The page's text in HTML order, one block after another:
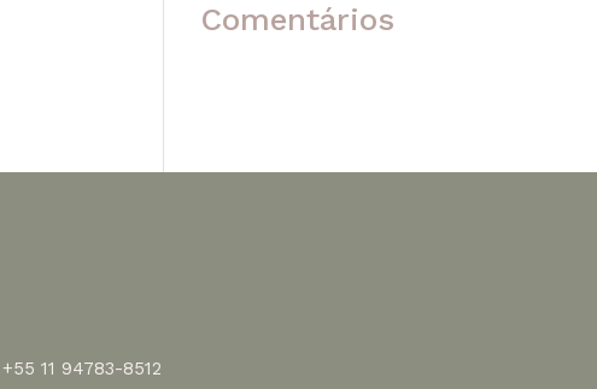
Comentários
+55 11 94783-8512